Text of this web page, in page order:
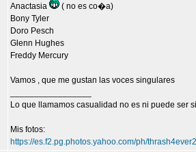
Anactasia
( no es co�a)
Bony Tyler
Doro Pesch
Glenn Hughes
Freddy Mercury
Vamos , que me gustan las voces singulares
Lo que llamamos casualidad no es ni puede ser
Mis fotos:
https://es.f2.pg.photos.yahoo.com/ph/